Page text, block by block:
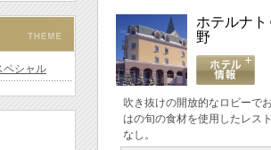
ホテルナ
野
吹き抜けの開放的なロビーで
はの旬の食材を使用したレス
なし。
シャル